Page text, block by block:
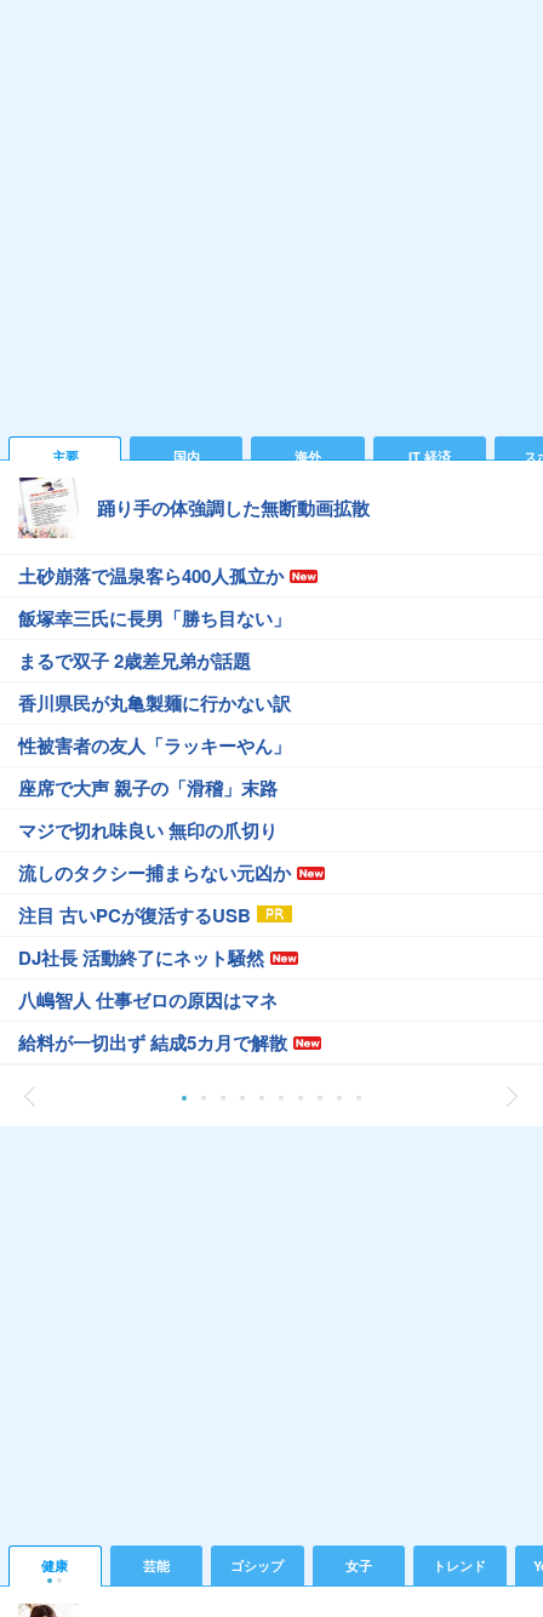
主要 国内 海外 IT 経済 ス
踊り手の体強調した無断動画拡散
土砂崩落で温泉客ら400人孤立か
飯塚幸三氏に長男「勝ち目ない」
まるで双子 2歳差兄弟が話題
香川県民が丸亀製麺に行かない訳
性被害者の友人「ラッキーやん」
座席で大声 親子の「滑稽」末路
マジで切れ味良い 無印の爪切り
流しのタクシー捕まらない元凶か
注目 古いPCが復活するUSB
DJ社長 活動終了にネット騒然
八嶋智人 仕事ゼロの原因はマネ
給料が一切出ず 結成5カ月で解散
健康 芸能 ゴシップ 女子 トレンド